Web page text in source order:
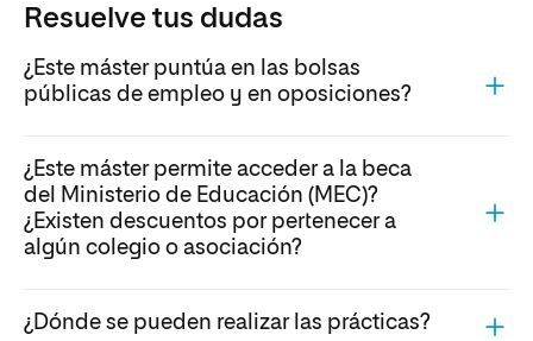
Resuelve tus dudas
¿Este máster puntúa en las bolsas
públicas de empleo y en oposiciones?
¿Este máster permite acceder a la beca
del Ministerio de Educación (MEC)?
¿Existen descuentos por pertenecer a
algún colegio o asociación?
¿Dónde se pueden realizar las prácticas?